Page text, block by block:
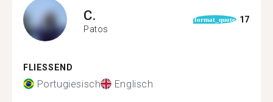
C.
Patos
format_quote 17
FLIESSEND
Portugiesisch Englisch